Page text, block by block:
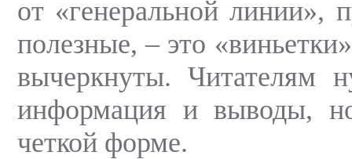
от «генеральной линии»,
полезные, – это
вычеркнуты. Читателям
информация и выводы,
четкой форме.